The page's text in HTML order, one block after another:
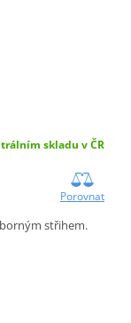
skladu v ČR
Porovnat
střihem.